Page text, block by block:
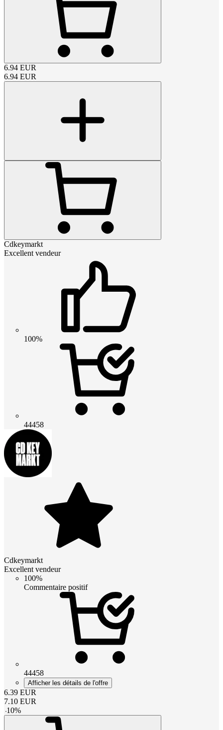
6.94 EUR
6.94 EUR
Cdkeymarkt
Excellent vendeur
100%
44458
Cdkeymarkt
Excellent vendeur
100%
Commentaire positif
44458
Afficher les détails de l'offre
6.39 EUR
7.10 EUR
-10%